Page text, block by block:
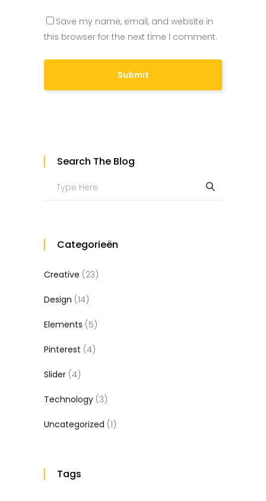
Save my name, email, and website in
this browser for the next time I comment.
Search The Blog
Search
Categorieën
Creative (23)
Design (14)
Elements (5)
Pinterest (4)
Slider (4)
Technology (3)
Uncategorized (1)
Tags